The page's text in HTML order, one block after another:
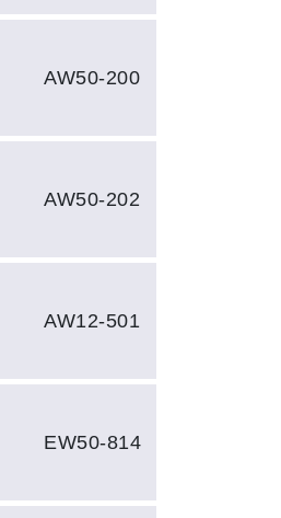
AW50-200
AW50-202
AW12-501
EW50-814